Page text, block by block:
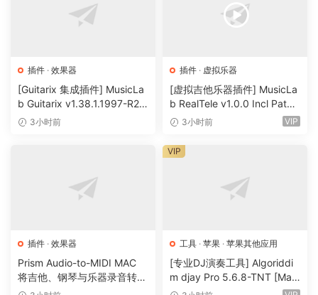
DelayGrain
ReverbMod
DramaGhost
DigitalRobot
FlangerPhaser
Plugins Bundle is the perfect tool for you. Let’s dive in and
https://www.thenatan.store/p/x-plugins-
bundle/
插件 · 效果器
[Guitarix 集成插件] MusicLa
b Guitarix v1.38.1.1997-R2R
[WiN]（7.5MB）
3小时前
插件 · 虚拟乐器
[虚拟吉他乐器插件] MusicLa
b RealTele v1.0.0 Incl Patch
ed and Keygen-R2R [WiN]
3小时前 VIP
插件 · 效果器
Prism Audio-to-MIDI MAC
将吉他、钢琴与乐器录音转换
为可编辑 MIDI
工具 · 苹果 · 苹果其他应用
[专业DJ演奏工具] Algoriddi
m djay Pro 5.6.8-TNT [Mac
OSX]（290MB）
VIP